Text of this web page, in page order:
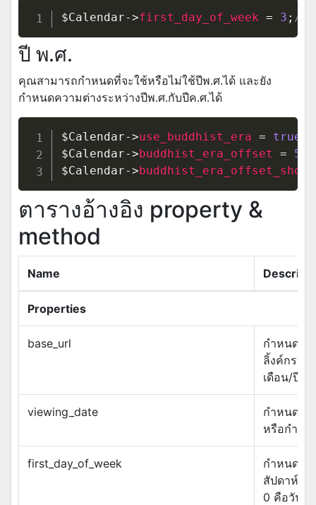
$Calendar->first_day_of_week = 3 ; //
ปี พ.ศ.
คุณสามารถกำหนดที่จะใช้หรือไม่ใช้ปีพ.ศ.ได้ และยัง
กำหนดความต่างระหว่างปีพ.ศ.กับปีค.ศ.ได้
$Calendar->use_buddhist_era = true
$Calendar->buddhist_era_offset = 543
$Calendar->buddhist_era_offset_short
ตารางอ้างอิง property &
method
Name
Properties
base_url
กำหนด
ลิ้งค์กรณี
เดือน/ปีอื่
viewing_date
กำหนดวั
หรือกำลัง
first_day_of_week
กำหนดวัน
สัปดาห์โด
0 คือวันอ